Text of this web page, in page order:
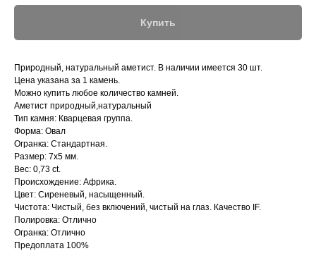
Купить
Природный, натуральный аметист. В наличии имеется 30 шт.
Цена указана за 1 камень.
Можно купить любое количество камней.
Аметист природный,натуральный
Тип камня: Кварцевая группа.
Форма: Овал
Огранка: Стандартная.
Размер: 7х5 мм.
Вес: 0,73 ct.
Происхождение: Африка.
Цвет: Сиреневый, насыщенный.
Чистота: Чистый, без включений, чистый на глаз. Качество IF.
Полировка: Отлично
Огранка: Отлично
Предоплата 100%